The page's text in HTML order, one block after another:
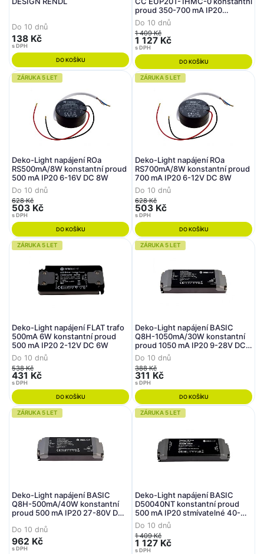
Do 10 dnů
138 Kč
s DPH
DO KOŠÍKU
proud 350-700 mA IP20
stmívatelné 9-40V DC 20W
Do 10 dnů
1 409 Kč
1 127 Kč
s DPH
DO KOŠÍKU
ZÁRUKA 5 LET
Deko-Light napájení ROa
RS500mA/8W konstantní proud
500 mA IP20 6-16V DC 8W
Do 10 dnů
628 Kč
503 Kč
s DPH
DO KOŠÍKU
ZÁRUKA 5 LET
Deko-Light napájení ROa
RS700mA/8W konstantní proud
700 mA IP20 6-12V DC 8W
Do 10 dnů
628 Kč
503 Kč
s DPH
DO KOŠÍKU
ZÁRUKA 5 LET
Deko-Light napájení FLAT trafo
500mA 6W konstantní proud
500 mA IP20 2-12V DC 6W
Do 10 dnů
538 Kč
431 Kč
s DPH
DO KOŠÍKU
ZÁRUKA 5 LET
Deko-Light napájení BASIC
Q8H-1050mA/30W konstantní
proud 1050 mA IP20 9-28V DC
30W
Do 10 dnů
388 Kč
311 Kč
s DPH
DO KOŠÍKU
ZÁRUKA 5 LET
Deko-Light napájení BASIC
Q8H-500mA/40W konstantní
proud 500 mA IP20 27-80V DC
Do 10 dnů
962 Kč
s DPH
ZÁRUKA 5 LET
Deko-Light napájení BASIC
D50040NT konstantní proud
500 mA IP20 stmívatelné 40-
80V DC 40W
Do 10 dnů
1 409 Kč
1 127 Kč
s DPH